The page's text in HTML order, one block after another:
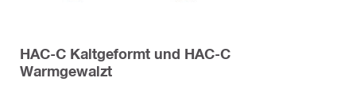
HAC-C Kaltgeformt und HAC-C
Warmgewalzt